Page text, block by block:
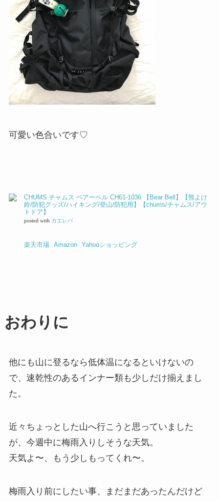
可愛い色合いです♡
CHUMS チャムス ベアーベル CH61-1036 【Bear Bell】【熊よけ
鈴/防犯グッズ/ハイキング/登山/防犯用】【chums/チャムス/アウ
トドア】
posted with カエレバ
楽天市場 Amazon Yahooショッピング
おわりに
他にも山に登るなら低体温になるといけないの
で、速乾性のあるインナー類も少しだけ揃えまし
た。
近々ちょっとした山へ行こうと思っていました
が、今週中に梅雨入りしそうな天気。
天気よ〜、もう少しもってくれ〜。
梅雨入り前にしたい事、まだまだあったんだけど